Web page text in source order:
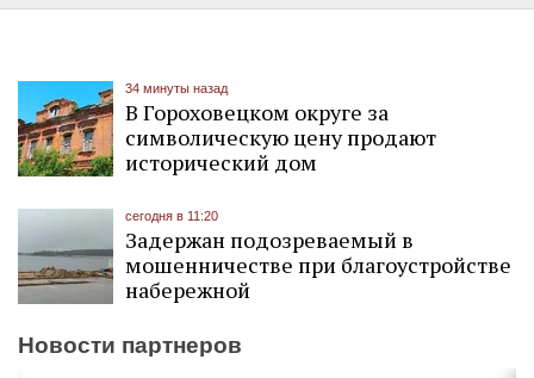
34 минуты назад
В Гороховецком округе за
символическую цену продают
исторический дом
сегодня в 11:20
Задержан подозреваемый в
мошенничестве при благоустройстве
набережной
Новости партнеров